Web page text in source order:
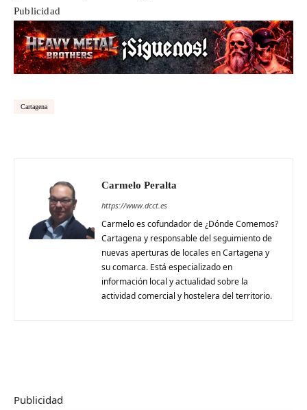
Publicidad
Cartagena
Carmelo Peralta
https://www.dcct.es
Carmelo es cofundador de ¿Dónde Comemos?
Cartagena y responsable del seguimiento de
nuevas aperturas de locales en Cartagena y
su comarca. Está especializado en
información local y actualidad sobre la
actividad comercial y hostelera del territorio.
Publicidad